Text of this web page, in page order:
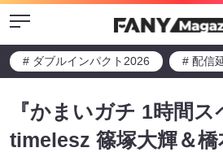
Menu
# ダブルインパクト2026 # 配信
『かまいガチ 1時間ス
timelesz 篠塚大輝＆橋